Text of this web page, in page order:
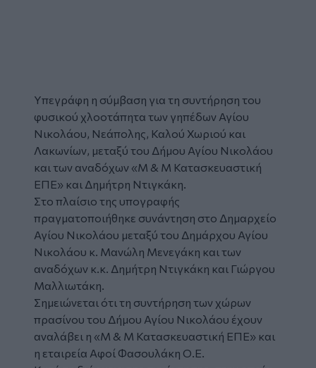
Υπεγράφη η σύμβαση για τη συντήρηση του
φυσικού χλοοτάπητα των γηπέδων Αγίου
Νικολάου, Νεάπολης, Καλού Χωριού και
Λακωνίων, μεταξύ του Δήμου Αγίου Νικολάου
και των αναδόχων «Μ & Μ Κατασκευαστική
ΕΠΕ» και Δημήτρη Ντιγκάκη.
Στο πλαίσιο της υπογραφής
πραγματοποιήθηκε συνάντηση στο Δημαρχείο
Αγίου Νικολάου μεταξύ του Δημάρχου Αγίου
Νικολάου κ. Μανώλη Μενεγάκη και των
αναδόχων κ.κ. Δημήτρη Ντιγκάκη και Γιώργου
Μαλλιωτάκη.
Σημειώνεται ότι τη συντήρηση των χώρων
πρασίνου του Δήμου Αγίου Νικολάου έχουν
αναλάβει η «Μ & Μ Κατασκευαστική ΕΠΕ» και
η εταιρεία Αφοί Φασουλάκη Ο.Ε.